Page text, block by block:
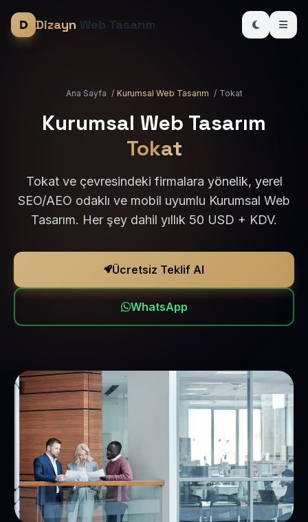
Dizayn Web Tasarım
Ana Sayfa / Kurumsal Web Tasarım / Tokat
Kurumsal Web Tasarım
Tokat
Tokat ve çevresindeki firmalara yönelik, yerel
SEO/AEO odaklı ve mobil uyumlu Kurumsal Web
Tasarım. Her şey dahil yıllık 50 USD + KDV.
Ücretsiz Teklif Al
WhatsApp